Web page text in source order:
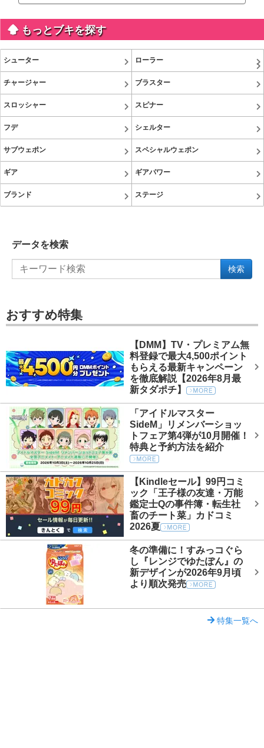
もっとブキを探す
シューター ローラー
チャージャー ブラスター
スロッシャー スピナー
フデ シェルター
サブウェポン スペシャルウェポン
ギア ギアパワー
ブランド ステージ
データを検索
検索
おすすめ特集
【DMM】TV・プレミアム無
料登録で最大4,500ポイント
もらえる最新キャンペーン
を徹底解説【2026年8月最
新タダポチ】
「アイドルマスター
SideM」リメンバーショッ
トフェア第4弾が10月開催！
特典と予約方法を紹介
【Kindleセール】99円コミ
ック「王子様の友達・万能
鑑定士Qの事件簿・転生社
畜のチート菜」カドコミ
2026夏
冬の準備に！すみっコぐら
し『レンジでゆたぽん』の
新デザインが2026年9月頃
より順次発売
特集一覧へ